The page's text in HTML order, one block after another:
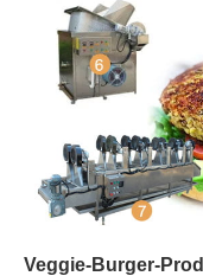
Veggie-Burger-